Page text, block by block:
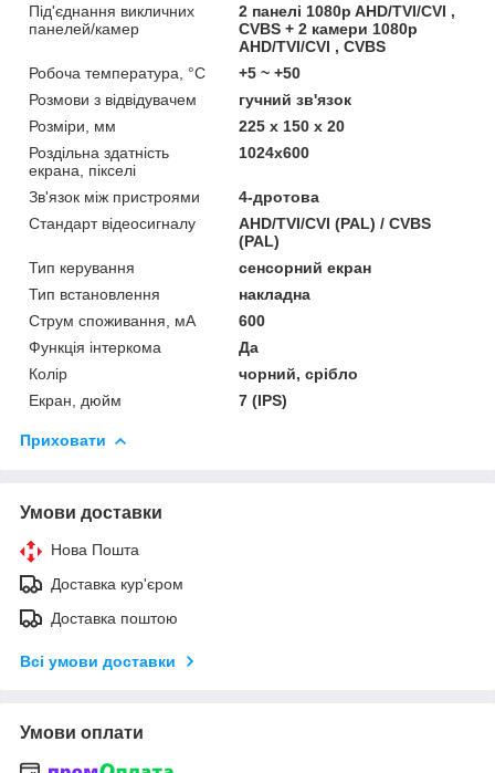
Під'єднання викличних
панелей/камер
2 панелі 1080p AHD/TVI/CVI ,
CVBS + 2 камери 1080p
AHD/TVI/CVI , CVBS
Робоча температура, °C
+5 ~ +50
Розмови з відвідувачем
гучний зв'язок
Розміри, мм
225 х 150 х 20
Роздільна здатність
екрана, пікселі
1024x600
Зв'язок між пристроями
4-дротова
Стандарт відеосигналу
AHD/TVI/CVI (PAL) / CVBS
(PAL)
Тип керування
сенсорний екран
Тип встановлення
накладна
Струм споживання, мА
600
Функція інтеркома
Да
Колір
чорний, срібло
Екран, дюйм
7 (IPS)
Приховати
Умови доставки
Нова Пошта
Доставка кур'єром
Доставка поштою
Всі умови доставки
Умови оплати